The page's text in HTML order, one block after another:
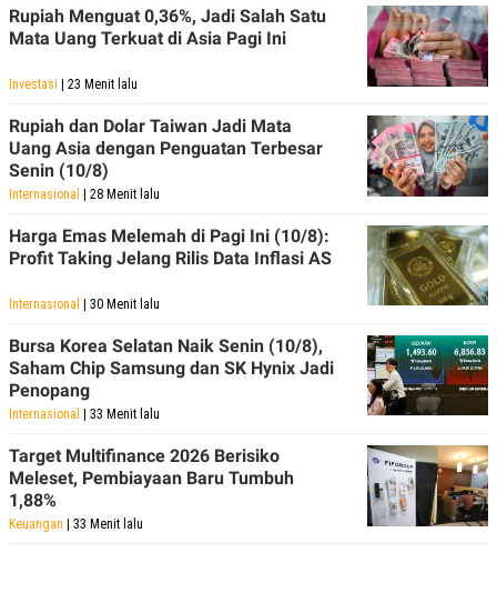
Rupiah Menguat 0,36%, Jadi Salah Satu
Mata Uang Terkuat di Asia Pagi Ini
Investasi | 23 Menit lalu
Rupiah dan Dolar Taiwan Jadi Mata
Uang Asia dengan Penguatan Terbesar
Senin (10/8)
Internasional | 28 Menit lalu
Harga Emas Melemah di Pagi Ini (10/8):
Profit Taking Jelang Rilis Data Inflasi AS
Internasional | 30 Menit lalu
Bursa Korea Selatan Naik Senin (10/8),
Saham Chip Samsung dan SK Hynix Jadi
Penopang
Internasional | 33 Menit lalu
Target Multifinance 2026 Berisiko
Meleset, Pembiayaan Baru Tumbuh
1,88%
Keuangan | 33 Menit lalu